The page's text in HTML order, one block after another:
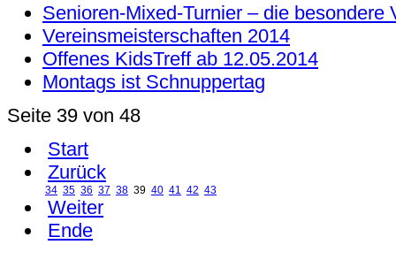
Senioren-Mixed-Turnier – die besondere
Vereinsmeisterschaften 2014
Offenes KidsTreff ab 12.05.2014
Montags ist Schnuppertag
Seite 39 von 48
Start
Zurück
34 35 36 37 38 39 40 41 42 43
Weiter
Ende